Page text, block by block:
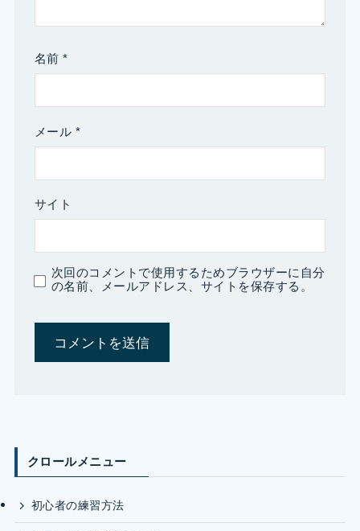
名前*
メール *
サイト
次回のコメントで使用するためブラウザーに自分
の名前、メールアドレス、サイトを保存する。
クロールメニュー
初心者の練習方法